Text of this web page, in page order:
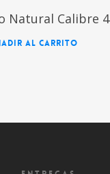
Natural Calibre 4
AL CARRITO